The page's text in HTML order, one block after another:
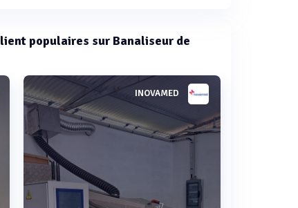
populaires sur Banaliseur de
INOVAMED